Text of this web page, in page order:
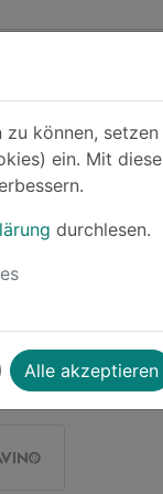
können, setzen
ein. Mit
durchlesen.
Alle akzeptieren
|